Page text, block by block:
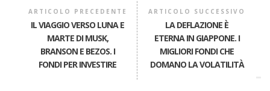
ARTICOLO PRECEDENTE
IL VIAGGIO VERSO LUNA E
MARTE DI MUSK,
BRANSON E BEZOS. I
FONDI PER INVESTIRE
ARTICOLO SUCCESSIVO
LA DEFLAZIONE È
ETERNA IN GIAPPONE. I
MIGLIORI FONDI CHE
DOMANO LA VOLATILITÀ